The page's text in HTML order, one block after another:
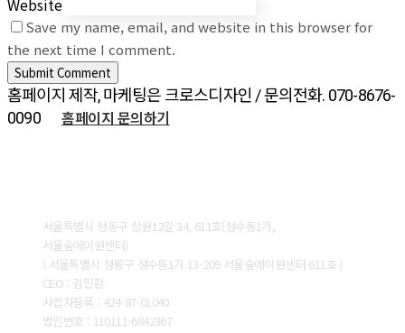
Website
Save my name, email, and website in this browser for
the next time I comment.
홈페이지 제작, 마케팅은 크로스디자인 / 문의전화. 070-8676-
0090
홈페이지 문의하기
서울특별시 성동구 상원12길 34, 611호(성수동1가,
서울숲에이원센터)
( 서울특별시 성동구 성수동1가 13-209 서울숲에이원센터 611호 )
CEO : 김민환
사업자등록 : 424-87-01040
법인번호 : 110111-6842367